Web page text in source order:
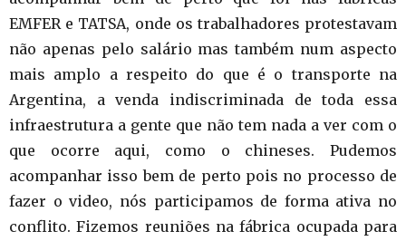
EMFER e TATSA, onde os trabalhadores protestavam
não apenas pelo salário mas também num aspecto
mais amplo a respeito do que é o transporte na
Argentina, a venda indiscriminada de toda essa
infraestrutura a gente que não tem nada a ver com o
que ocorre aqui, como o chineses. Pudemos
acompanhar isso bem de perto pois no processo de
fazer o video, nós participamos de forma ativa no
conflito. Fizemos reuniões na fábrica ocupada para